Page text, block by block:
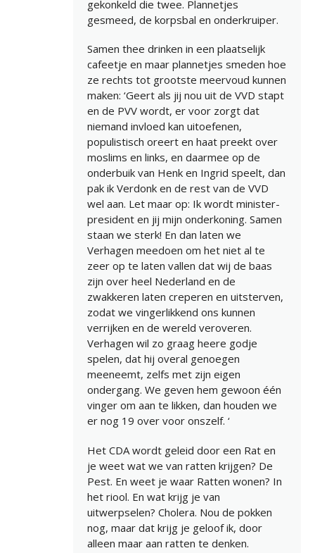
gekonkeld die twee. Plannetjes
gesmeed, de korpsbal en onderkruiper.
Samen thee drinken in een plaatselijk
cafeetje en maar plannetjes smeden hoe
ze rechts tot grootste meervoud kunnen
maken: ‘Geert als jij nou uit de VVD stapt
en de PVV wordt, er voor zorgt dat
niemand invloed kan uitoefenen,
populistisch oreert en haat preekt over
moslims en links, en daarmee op de
onderbuik van Henk en Ingrid speelt, dan
pak ik Verdonk en de rest van de VVD
wel aan. Let maar op: Ik wordt minister-
president en jij mijn onderkoning. Samen
staan we sterk! En dan laten we
Verhagen meedoen om het niet al te
zeer op te laten vallen dat wij de baas
zijn over heel Nederland en de
zwakkeren laten creperen en uitsterven,
zodat we vingerlikkend ons kunnen
verrijken en de wereld veroveren.
Verhagen wil zo graag heere godje
spelen, dat hij overal genoegen
meeneemt, zelfs met zijn eigen
ondergang. We geven hem gewoon één
vinger om aan te likken, dan houden we
er nog 19 over voor onszelf. ‘
Het CDA wordt geleid door een Rat en
je weet wat we van ratten krijgen? De
Pest. En weet je waar Ratten wonen? In
het riool. En wat krijg je van
uitwerpselen? Cholera. Nou de pokken
nog, maar dat krijg je geloof ik, door
alleen maar aan ratten te denken.